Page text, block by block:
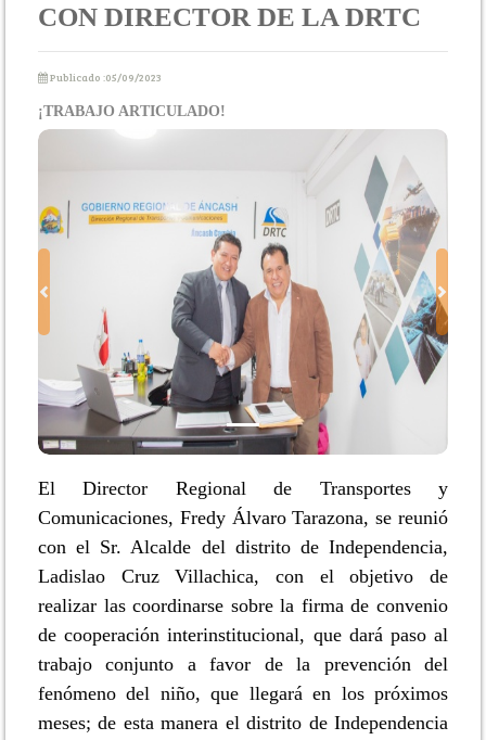
CON DIRECTOR DE LA DRTC
Publicado :05/09/2023
¡TRABAJO ARTICULADO!
Previous Next
El Director Regional de Transportes y
Comunicaciones, Fredy Álvaro Tarazona, se reunió
con el Sr. Alcalde del distrito de Independencia,
Ladislao Cruz Villachica, con el objetivo de
realizar las coordinarse sobre la firma de convenio
de cooperación interinstitucional, que dará paso al
trabajo conjunto a favor de la prevención del
fenómeno del niño, que llegará en los próximos
meses; de esta manera el distrito de Independencia